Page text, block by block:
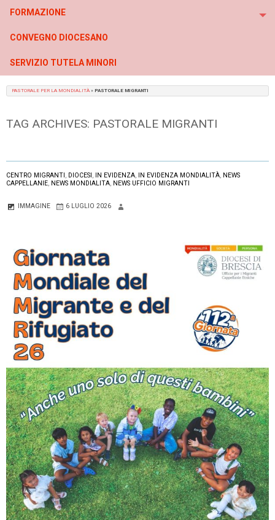
FORMAZIONE
CONVEGNO DIOCESANO
SERVIZIO TUTELA MINORI
PASTORALE PER LA MONDIALITÀ » PASTORALE MIGRANTI
TAG ARCHIVES: PASTORALE MIGRANTI
CENTRO MIGRANTI DIOCESI IN EVIDENZA IN EVIDENZA MONDIALITÀ NEWS
CAPPELLANIE NEWS MONDIALITA NEWS UFFICIO MIGRANTI
IMMAGINE 6 LUGLIO 2026